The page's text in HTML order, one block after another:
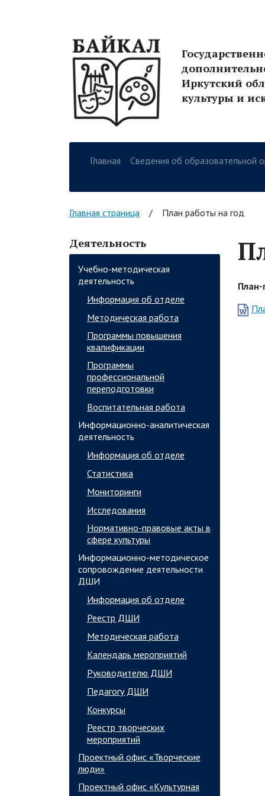
Иркутский
культуры и
Главная Сведения об образовательной
Главная страница / План работы на год
Деятельность
Учебно-методическая
деятельность
Информация об отделе
Методическая работа
Программы повышения
квалификации
Программы
профессиональной
переподготовки
Воспитательная работа
Информационно-аналитическая
деятельность
Информация об отделе
Статистика
Мониторинги
Исследования
Нормативно-правовые акты в
сфере культуры
Информационно-методическое
сопровождение деятельности
ДШИ
Информация об отделе
Реестр ДШИ
Методическая работа
Календарь мероприятий
Руководителю ДШИ
Педагогу ДШИ
Конкурсы
Реестр творческих
мероприятий
Проектный офис «Творческие
люди»
Проектный офис «Культурная
План-